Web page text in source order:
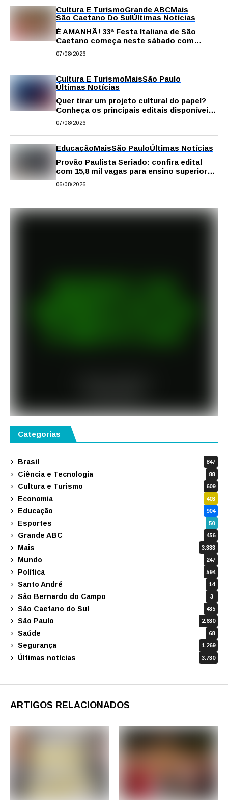
Cultura E TurismoGrande ABCMais
São Caetano Do SulÚltimas Notícias
É AMANHÃ! 33ª Festa Italiana de São
Caetano começa neste sábado com
gastronomia, música e solidariedade
07/08/2026
Cultura E TurismoMaisSão Paulo
Últimas Notícias
Quer tirar um projeto cultural do papel?
Conheça os principais editais disponíveis
em São Paulo
07/08/2026
EducaçãoMaisSão PauloÚltimas Notícias
Provão Paulista Seriado: confira edital
com 15,8 mil vagas para ensino superior
público
06/08/2026
Categorias
Brasil 847
Ciência e Tecnologia 88
Cultura e Turismo 609
Economia 403
Educação 904
Esportes 50
Grande ABC 456
Mais 3.333
Mundo 247
Política 594
Santo André 14
São Bernardo do Campo 3
São Caetano do Sul 435
São Paulo 2.630
Saúde 68
Segurança 1.269
Últimas notícias 3.730
ARTIGOS RELACIONADOS